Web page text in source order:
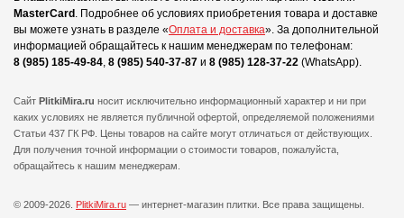
MasterCard . Подробнее об условиях приобретения товара и доставке
вы можете узнать в разделе «Оплата и доставка». За дополнительной
информацией обращайтесь к нашим менеджерам по телефонам:
8 (985) 185-49-84, 8 (985) 540-37-87 и 8 (985) 128-37-22 (WhatsApp).
Сайт PlitkiMira.ru носит исключительно информационный характер и ни при
каких условиях не является публичной офертой, определяемой положениями
Статьи 437 ГК РФ. Цены товаров на сайте могут отличаться от действующих.
Для получения точной информации о стоимости товаров, пожалуйста,
обращайтесь к нашим менеджерам.
© 2009-2026. PlitkiMira.ru — интернет-магазин плитки. Все права защищены.